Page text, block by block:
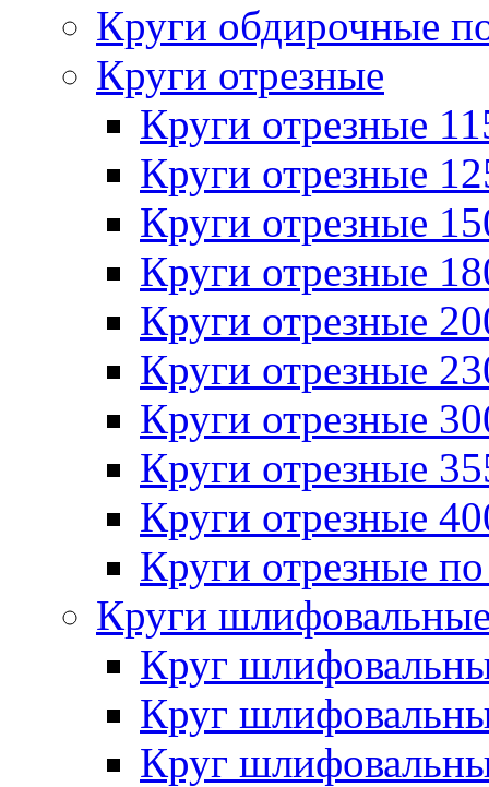
Круги обдирочные
Круги отрезные
Круги отрезные
Круги отрезные
Круги отрезные
Круги отрезные
Круги отрезные
Круги отрезные
Круги отрезные
Круги отрезные
Круги отрезные
Круги отрезные
Круги
Круг
Круг
Круг